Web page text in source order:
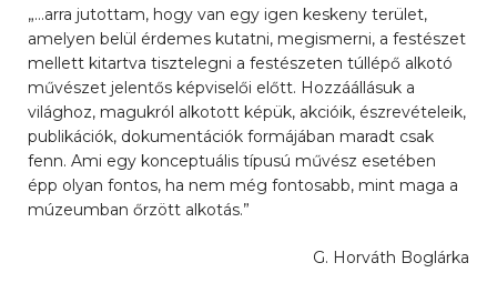
„…arra jutottam, hogy van egy igen keskeny terület,
amelyen belül érdemes kutatni, megismerni, a festészet
mellett kitartva tisztelegni a festészeten túllépő alkotó
művészet jelentős képviselői előtt. Hozzáállásuk a
világhoz, magukról alkotott képük, akcióik, észrevételeik,
publikációk, dokumentációk formájában maradt csak
fenn. Ami egy konceptuális típusú művész esetében
épp olyan fontos, ha nem még fontosabb, mint maga a
múzeumban őrzött alkotás.”
G. Horváth Boglárka